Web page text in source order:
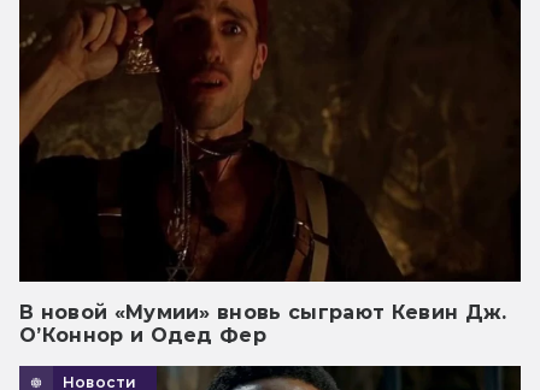
В новой «Мумии» вновь сыграют Кевин Дж.
О’Коннор и Одед Фер
Новости